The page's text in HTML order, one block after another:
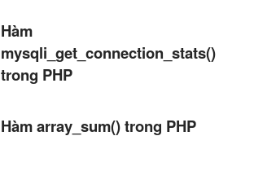
Hàm
mysqli_get_connection_stats()
trong PHP
Hàm array_sum() trong PHP